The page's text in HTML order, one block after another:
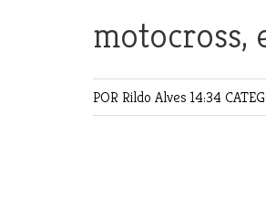
motocross,
POR Rildo Alves 14:34